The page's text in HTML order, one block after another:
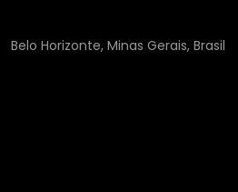
Belo Horizonte, Minas Gerais, Brasil